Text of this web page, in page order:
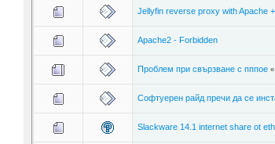
Jellyfin reverse proxy with Apache +
Apache2 - Forbidden
Проблем при свързване с пппое «
Софтуерен райд пречи да се
Slackware 14.1 internet share ot